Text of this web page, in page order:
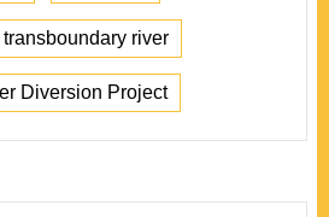
transboundary river
Diversion Project